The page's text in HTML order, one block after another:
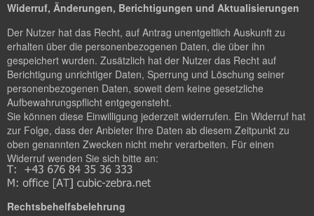
Widerruf, Änderungen, Berichtigungen und Aktualisierungen
Der Nutzer hat das Recht, auf Antrag unentgeltlich Auskunft zu
erhalten über die personenbezogenen Daten, die über ihn
gespeichert wurden. Zusätzlich hat der Nutzer das Recht auf
Berichtigung unrichtiger Daten, Sperrung und Löschung seiner
personenbezogenen Daten, soweit dem keine gesetzliche
Aufbewahrungspflicht entgegensteht.
Sie können diese Einwilligung jederzeit widerrufen. Ein Widerruf hat
zur Folge, dass der Anbieter Ihre Daten ab diesem Zeitpunkt zu
oben genannten Zwecken nicht mehr verarbeiten. Für einen
Widerruf wenden Sie sich bitte an:
Rechtsbehelfsbelehrung